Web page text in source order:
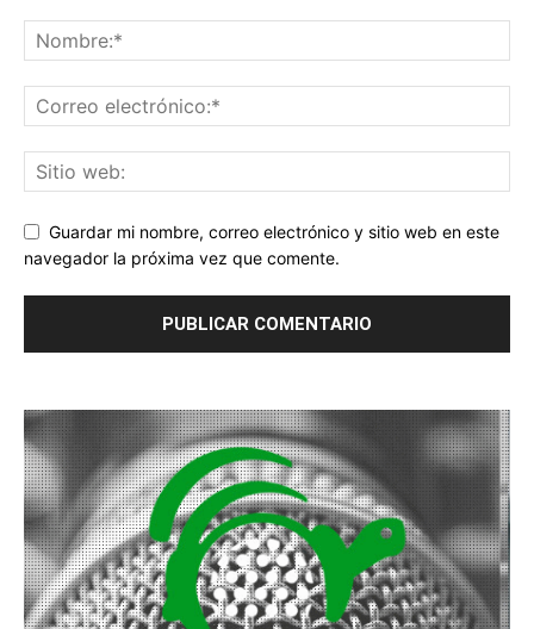
Guardar mi nombre, correo electrónico y sitio web en este
navegador la próxima vez que comente.